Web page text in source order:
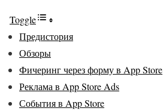
Toggle
Предистория
Обзоры
Фичеринг через форму в App Store
Реклама в App Store Ads
События в App Store